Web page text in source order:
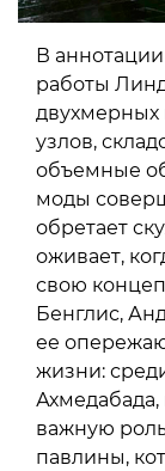
В аннотации
работы
двухмерных
узлов,
объемные
моды
обретает
оживает,
свою
Бенглис,
ее
жизни:
важную
павлины,